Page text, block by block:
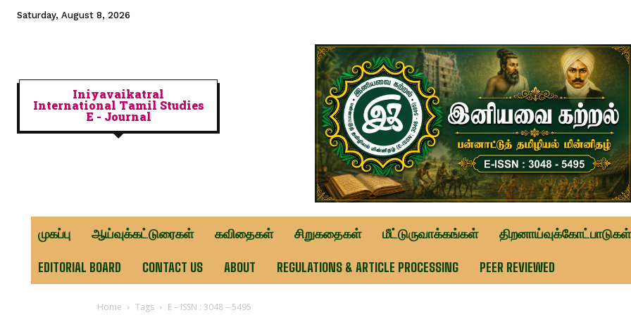
Saturday, August 8, 2026
Iniyavaikatral
International Tamil Studies
E - Journal
முகப்பு ஆய்வுக்கட்டுரைகள் கவிதைகள் சிறுகதைகள் மீட்டுருவாக்கங்கள் திறனாய்வுக்கோட்பாடுகள்
EDITORIAL BOARD CONTACT US ABOUT REGULATIONS & ARTICLE PROCESSING PEER REVIEWED
Home Tags E – ISSN : 3048 – 5495